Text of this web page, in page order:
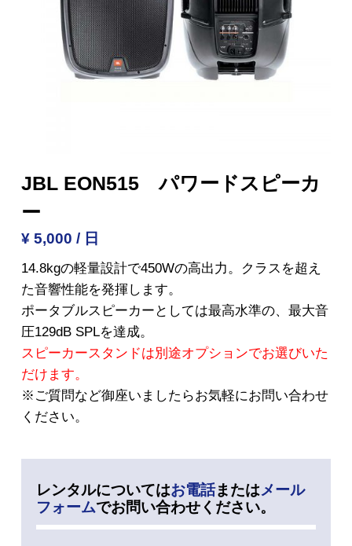
JBL EON515 パワードスピーカ
ー
¥ 5,000 / 日
14.8kgの軽量設計で450Wの高出力。クラスを超え
た音響性能を発揮します。
ポータブルスピーカーとしては最高水準の、最大音
圧129dB SPLを達成。
スピーカースタンドは別途オプションでお選びいた
だけます。
※ご質問など御座いましたらお気軽にお問い合わせ
ください。
レンタルについてはお電話またはメール
フォームでお問い合わせください。